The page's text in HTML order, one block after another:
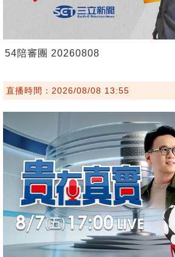
54陪審團 20260808
直播時間：2026/08/08 13:55